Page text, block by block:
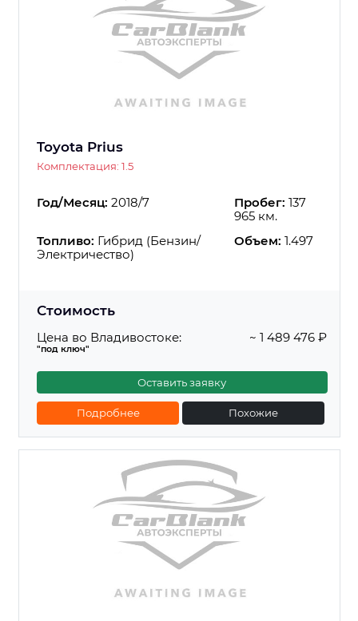
Toyota Prius
Комплектация: 1.5
Год/Месяц: 2018/7 Пробег: 137
965 км.
Топливо: Гибрид (Бензин/
Электричество)
Объем: 1.497
Стоимость
Цена во Владивостоке:
"под ключ"
~ 1 489 476 ₽
Оставить заявку
Подробнее Похожие